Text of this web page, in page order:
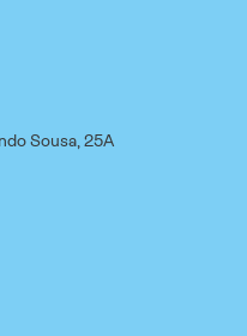
Sousa, 25A